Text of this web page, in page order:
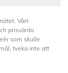
Vårt
prisvärda
som skulle
tveka inte att